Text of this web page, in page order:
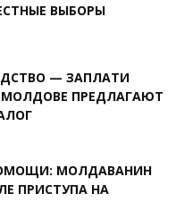
ВЫБОРЫ
— ЗАПЛАТИ
МОЛДОВЕ ПРЕДЛАГАЮТ
МОЛДАВАНИН
ПРИСТУПА НА